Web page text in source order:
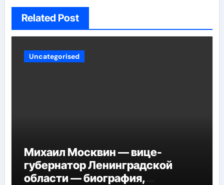
Related Post
Uncategorised
Михаил Москвин — вице-
губернатор Ленинградской
области — биография,